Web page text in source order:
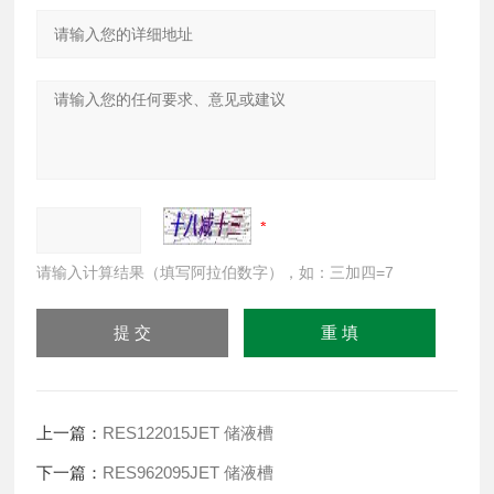
请输入计算结果（填写阿拉伯数字），如：三加四=7
上一篇： RES122015JET 储液槽
下一篇： RES962095JET 储液槽